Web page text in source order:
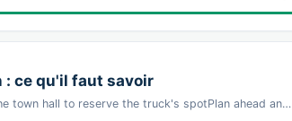
: ce qu'il faut savoir
town hall to reserve the truck's spotPlan ahead an…